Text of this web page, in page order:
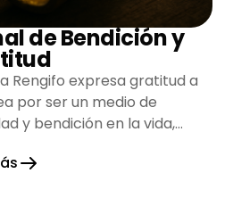
de Bendición y
Rengifo expresa gratitud a
por ser un medio de
y bendición en la vida,